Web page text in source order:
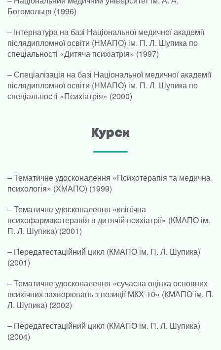
Богомольця (1996)
– Інтернатура на базі Національної медичної академії
післядипломної освіти (НМАПО) ім. П. Л. Шупика по
спеціальності «Дитяча психіатрія» (1997)
– Спеціалізація на базі Національної медичної академії
післядипломної освіти (НМАПО) ім. П. Л. Шупика по
спеціальності «Психіатрія» (2000)
Курси
– Тематичне удосконалення «Психотерапія та медична
психологія» (ХМАПО) (1999)
– Тематичне удосконалення «клінічна
психофармакотерапія в дитячій психіатрії» (КМАПО ім.
П. Л. Шупика) (2001)
– Передатестаційний цикл (КМАПО ім. П. Л. Шупика)
(2001)
– Тематичне удосконалення «сучасна оцінка основних
психічних захворювань з позиції МКХ-10» (КМАПО ім. П.
Л. Шупика) (2002)
– Передатестаційний цикл (КМАПО ім. П. Л. Шупика)
(2004)